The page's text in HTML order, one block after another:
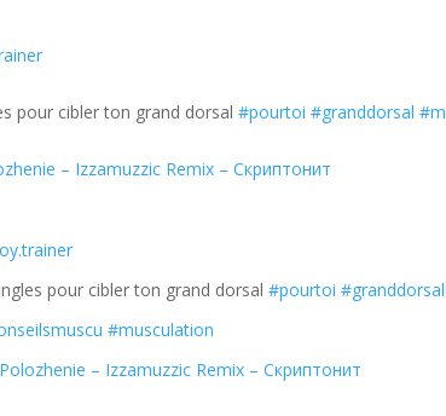
pour cibler ton grand dorsal#pourtoi #granddorsal
– Izzamuzzic Remix – Скриптонит
pour cibler ton grand dorsal#pourtoi #granddorsal
#musculation
– Izzamuzzic Remix – Скриптонит